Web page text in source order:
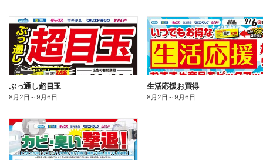
ぶっ通し超目玉
8月2日 ～9月6日
生活応援お買得
8月2日 ～9月6日